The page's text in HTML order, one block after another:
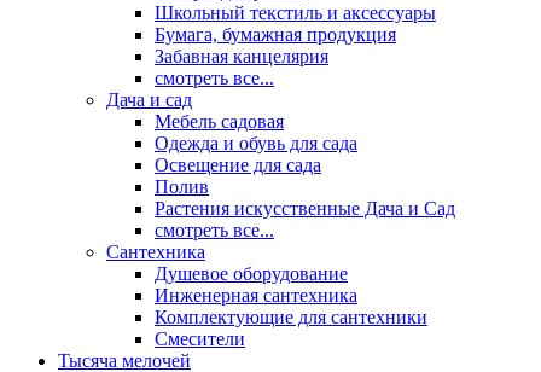
Школьный текстиль и аксессуары
Бумага, бумажная продукция
Забавная канцелярия
смотреть все...
Дача и сад
Мебель садовая
Одежда и обувь для сада
Освещение для сада
Полив
Растения искусственные Дача и Сад
смотреть все...
Сантехника
Душевое оборудование
Инженерная сантехника
Комплектующие для сантехники
Смесители
Тысяча мелочей